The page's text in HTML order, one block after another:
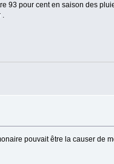
93 pour cent en saison des
.
pouvait être la causer de